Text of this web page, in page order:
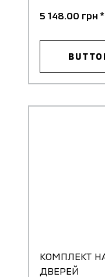
5 148.00 грн
КОМПЛЕКТ
ДВЕРЕЙ